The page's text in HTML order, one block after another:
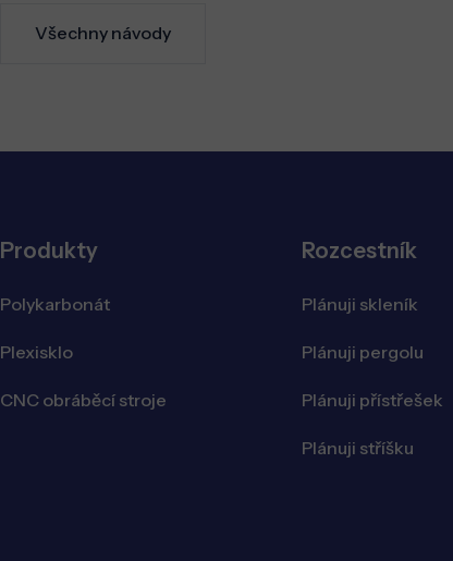
Všechny návody
Produkty
Polykarbonát
Plexisklo
CNC obráběcí stroje
Rozcestník
Plánuji skleník
Plánuji pergolu
Plánuji přístřešek
Plánuji stříšku